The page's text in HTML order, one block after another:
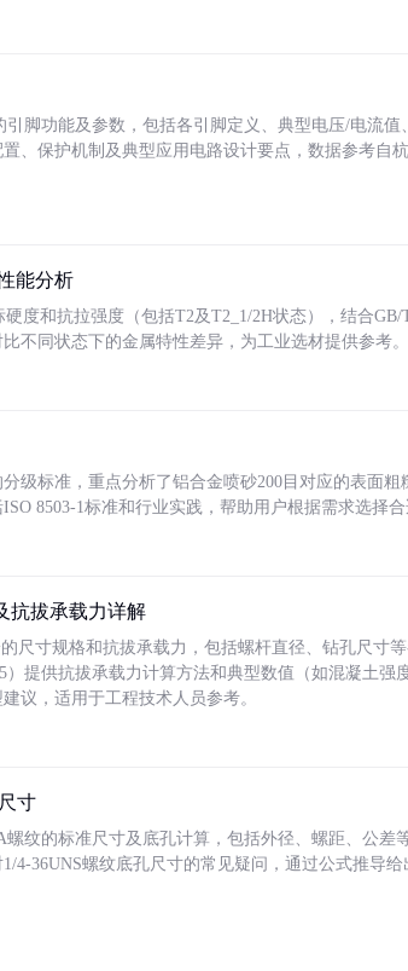
引脚功能及参数，包括各引脚定义、典型电压/电流
、保护机制及典型应用电路设计要点，数据参考自
能分析
度和抗拉强度（包括T2及T2_1/2H状态），结合
不同状态下的金属特性差异，为工业选材提供参考。
级标准，重点分析了铝合金喷砂200目对应的表面粗
8503-1标准和行业实践，帮助用户根据需求选择合
抗拔承载力详解
尺寸规格和抗拔承载力，包括螺杆直径、钻孔尺寸
）提供抗拔承载力计算方法和典型数值（如混凝土强
议，适用于工程技术人员参考。
寸
螺纹的标准尺寸及底孔计算，包括外径、螺距、公差
1/4-36UNS螺纹底孔尺寸的常见疑问，通过公式推导